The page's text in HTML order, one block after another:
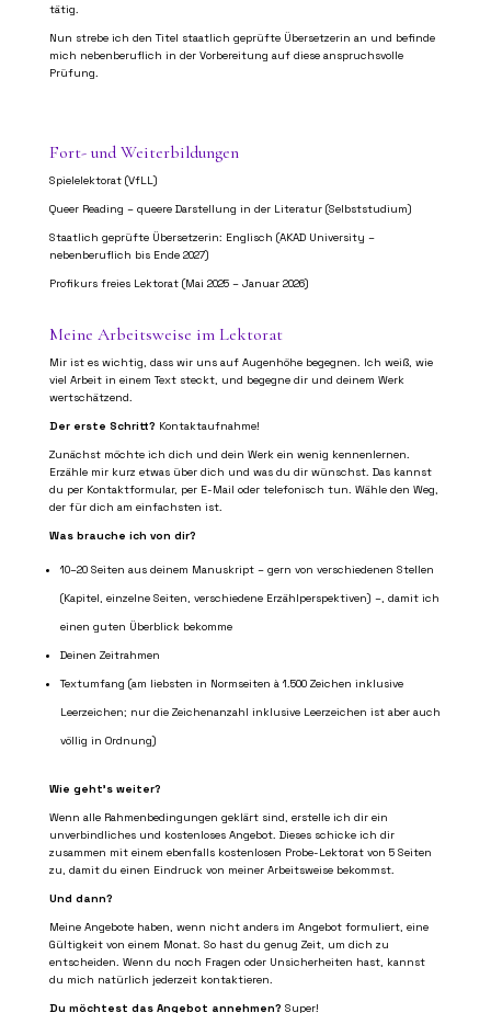
tätig.
Nun strebe ich den Titel staatlich geprüfte Übersetzerin an und befinde
mich nebenberuflich in der Vorbereitung auf diese anspruchsvolle
Prüfung.
Fort- und Weiterbildungen
Spielelektorat (VfLL)
Queer Reading – queere Darstellung in der Literatur (Selbststudium)
Staatlich geprüfte Übersetzerin: Englisch (AKAD University –
nebenberuflich bis Ende 2027)
Profikurs freies Lektorat (Mai 2025 – Januar 2026)
Meine Arbeitsweise im Lektorat
Mir ist es wichtig, dass wir uns auf Augenhöhe begegnen. Ich weiß, wie
viel Arbeit in einem Text steckt, und begegne dir und deinem Werk
wertschätzend.
Der erste Schritt? Kontaktaufnahme!
Zunächst möchte ich dich und dein Werk ein wenig kennenlernen.
Erzähle mir kurz etwas über dich und was du dir wünschst. Das kannst
du per Kontaktformular, per E-Mail oder telefonisch tun. Wähle den Weg,
der für dich am einfachsten ist.
Was brauche ich von dir?
10–20 Seiten aus deinem Manuskript – gern von verschiedenen Stellen
(Kapitel, einzelne Seiten, verschiedene Erzählperspektiven) –, damit ich
einen guten Überblick bekomme
Deinen Zeitrahmen
Textumfang (am liebsten in Normseiten à 1.500 Zeichen inklusive
Leerzeichen; nur die Zeichenanzahl inklusive Leerzeichen ist aber auch
völlig in Ordnung)
Wie geht’s weiter?
Wenn alle Rahmenbedingungen geklärt sind, erstelle ich dir ein
unverbindliches und kostenloses Angebot. Dieses schicke ich dir
zusammen mit einem ebenfalls kostenlosen Probe-Lektorat von 5 Seiten
zu, damit du einen Eindruck von meiner Arbeitsweise bekommst.
Und dann?
Meine Angebote haben, wenn nicht anders im Angebot formuliert, eine
Gültigkeit von einem Monat. So hast du genug Zeit, um dich zu
entscheiden. Wenn du noch Fragen oder Unsicherheiten hast, kannst
du mich natürlich jederzeit kontaktieren.
Du möchtest das Angebot annehmen? Super!